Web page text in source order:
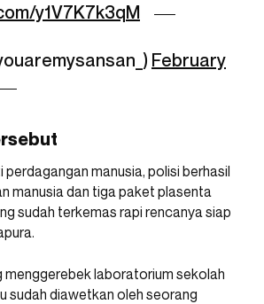
y1V7K7k3qM
February
manusia, polisi berhasil
manusia dan tiga paket plasenta
sudah terkemas rapi rencanya siap
menggerebek laboratorium sekolah
sudah diawetkan oleh seorang